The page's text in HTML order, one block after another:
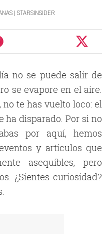
| STARSINSIDER
no se puede salir de
se evapore en el aire.
no te has vuelto loco: el
ha disparado. Por si no
por aquí, hemos
y artículos que
asequibles, pero
¿Sientes curiosidad?